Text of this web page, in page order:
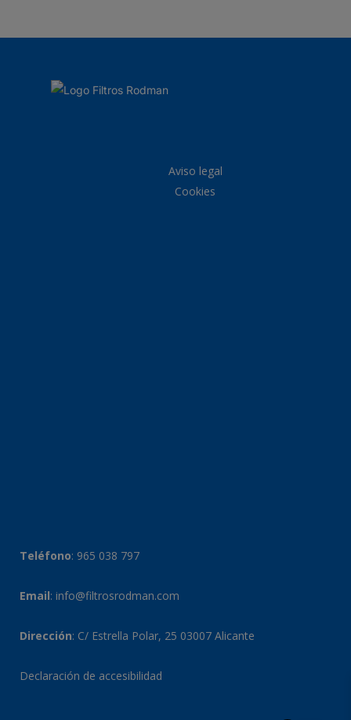
Aviso legal
Cookies
Teléfono: 965 038 797
Email: info@filtrosrodman.com
Dirección: C/ Estrella Polar, 25 03007 Alicante
Declaración de accesibilidad